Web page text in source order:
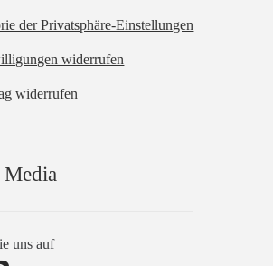
der Privatsphäre-Einstellungen
widerrufen
widerrufen
uns auf